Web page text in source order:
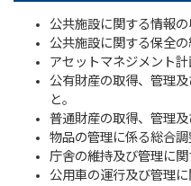
公共施設に関する情報の
公共施設に関する保全の
アセットマネジメント計
公有財産の取得、管理
と。
普通財産の取得、管理及
物品の管理に係る総合調
庁舎の維持及び管理に関
公用車の運行及び管理に